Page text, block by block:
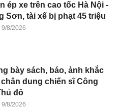
ép xe trên cao tốc Hà Nội -
Sơn, tài xế bị phạt 45 triệu
9/8/2026
bày sách, báo, ảnh khắc
chân dung chiến sĩ Công
đô
9/8/2026